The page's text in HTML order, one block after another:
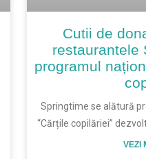
Cutii de
restaurantele
programul
Springtime se alătură
“Cărțile copilăriei”
VEZI